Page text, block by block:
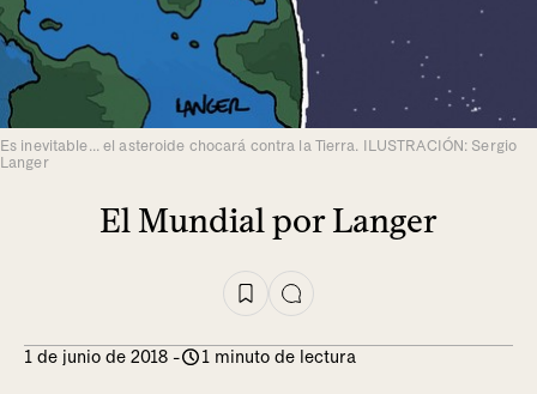
Es inevitable... el asteroide chocará contra la Tierra. ILUSTRACIÓN: Sergio
Langer
El Mundial por Langer
1 de junio de 2018 - 1 minuto de lectura